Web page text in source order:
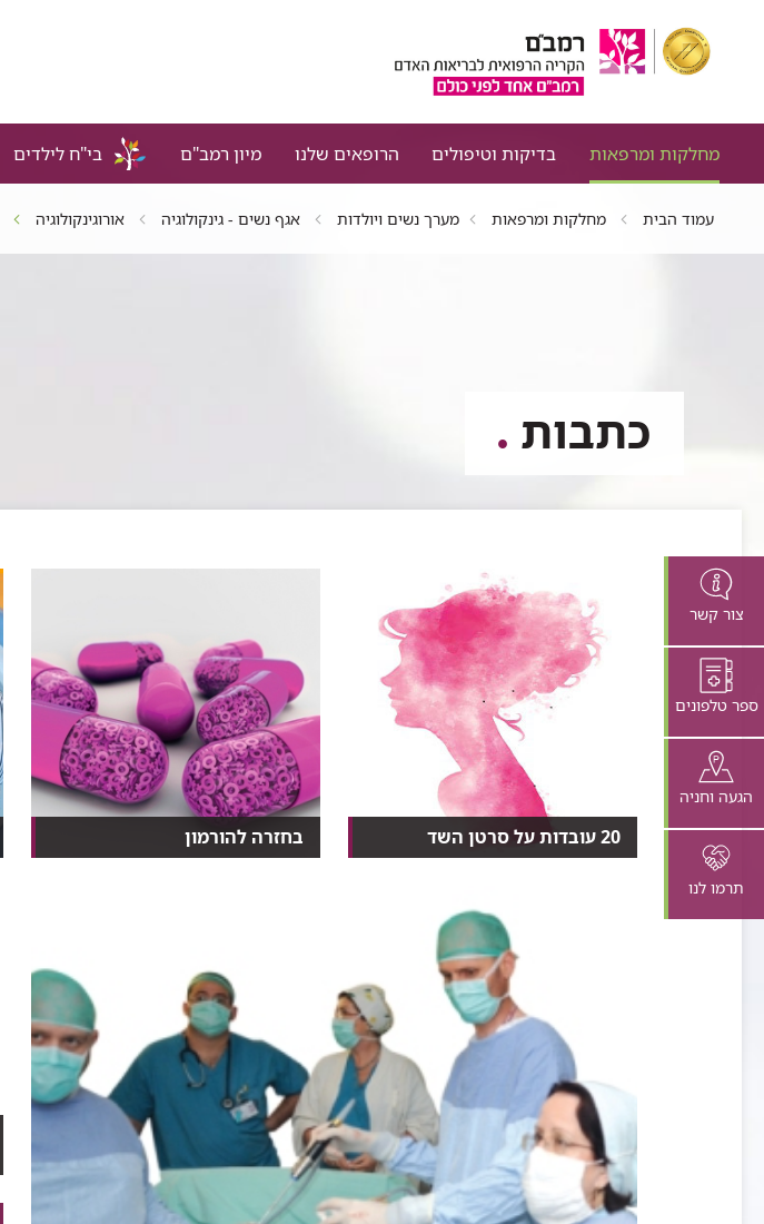
מחלקות ומרפאות בדיקות וטיפולים הרופאים שלנו מיון רמב"ם בי"ח לילדים
צור קשר
ספר טלפונים
הגעה וחניה
תרמו לנו
עמוד הבית מחלקות ומרפאות מערך נשים ויולדות אגף נשים - גינקולוגיה אורוגינקולוגיה
כתבות
20 עובדות על סרטן השד
​החדשות הרעות: סרטן השד היא
בחזרה להורמון
לאחר שנים של חששות מטיפול